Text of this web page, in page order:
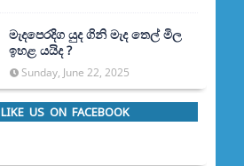
මැදපෙරදිග යුද ගිනි මැද තෙල් මිල
ඉහළ යයිද ?
Sunday, June 22, 2025
LIKE US ON FACEBOOK